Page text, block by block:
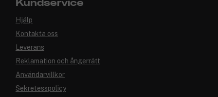
Kundservice
Hjälp
Kontakta oss
Leverans
Reklamation och ångerrätt
Användarvillkor
Sekretesspolicy